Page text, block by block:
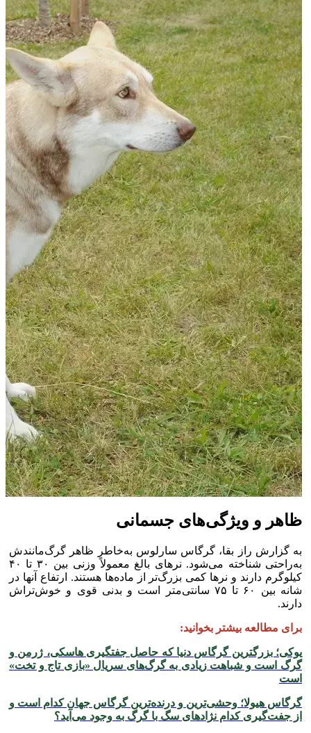
ظاهر و ویژگی‌های جسمانی
به گزارش راز بقا، گرگاس سارلوس به‌خاطر ظاهر گرگ‌مانندش
به‌راحتی شناخته می‌شود. نر‌های بالغ معمولاً وزنی بین ۳۰ تا ۴۰
کیلوگرم دارند و نر‌ها کمی بزرگ‌تر از ماده‌ها هستند. ارتفاع آنها در
شانه بین ۶۰ تا ۷۵ سانتی‌متر است و بدنی قوی و خوش‌تراش
دارند.
برای مطالعه بیشتر بخوانید:
یوکی؛ بزرگترین گرگاس دنیا که حاصل جفتگیری هاسکی، ژرمن و
گرگ است و شباهت زیادی به گرگ‌های سریال «بازی تاج و تخت»
است
گرگاس هیولا؛ وحشی‌ترین و درنده‌ترین گرگاس جهان کدام است و
از جفت‌گیری کدام نژاد‌های سگ با گرگ به وجود می‌آید؟